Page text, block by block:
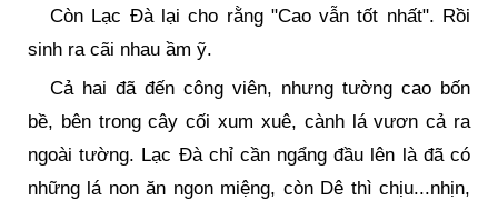
Còn Lạc Đà lại cho rằng "Cao vẫn tốt nhất". Rồi
sinh ra cãi nhau ầm ỹ.
Cả hai đã đến công viên, nhưng tường cao bốn
bề, bên trong cây cối xum xuê, cành lá vươn cả ra
ngoài tường. Lạc Đà chỉ cần ngẩng đầu lên là đã có
những lá non ăn ngon miệng, còn Dê thì chịu...nhịn,